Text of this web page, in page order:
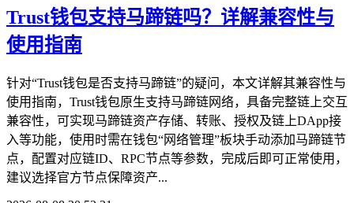
Trust钱包支持马蹄链吗？详解兼容性与
使用指南
针对“Trust钱包是否支持马蹄链”的疑问，本文详解其兼容性与
使用指南，Trust钱包原生支持马蹄链网络，具备完整链上交互
兼容性，可实现马蹄链资产存储、转账、授权及链上DApp接
入等功能，使用时需在钱包“网络管理”板块手动添加马蹄链节
点，配置对应链ID、RPC节点等参数，完成后即可正常使用，
建议选择官方节点保障资产...